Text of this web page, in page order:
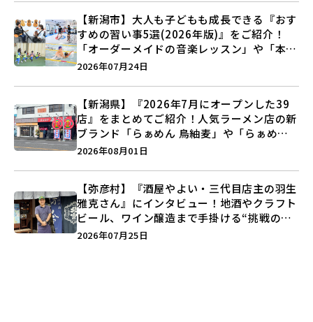
【新潟市】大人も子どもも成長できる『おす
すめの習い事5選(2026年版)』をご紹介！
「オーダーメイドの音楽レッスン」や「本格
キックボクシング」で新しい自分を見つけよ
2026年07月24日
【新潟県】『2026年7月にオープンした39
店』をまとめてご紹介！人気ラーメン店の新
ブランド「らぁめん 鳥紬麦」や「らぁめん
しょうがの空」など盛りだくさん♪
2026年08月01日
【弥彦村】『酒屋やよい・三代目店主の羽生
雅克さん』にインタビュー！地酒やクラフト
ビール、ワイン醸造まで手掛ける“挑戦の歴
史”に迫る♪
2026年07月25日